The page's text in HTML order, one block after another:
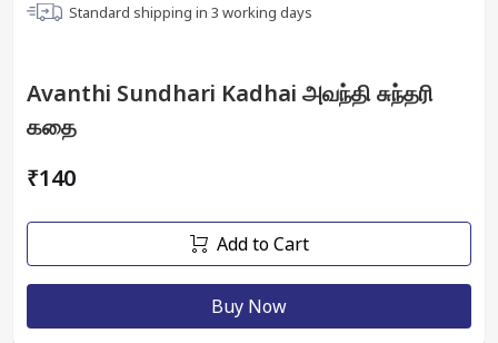
Standard shipping in 3 working days
Avanthi Sundhari Kadhai அவந்தி சுந்தரி
கதை
₹140
Add to Cart
Buy Now